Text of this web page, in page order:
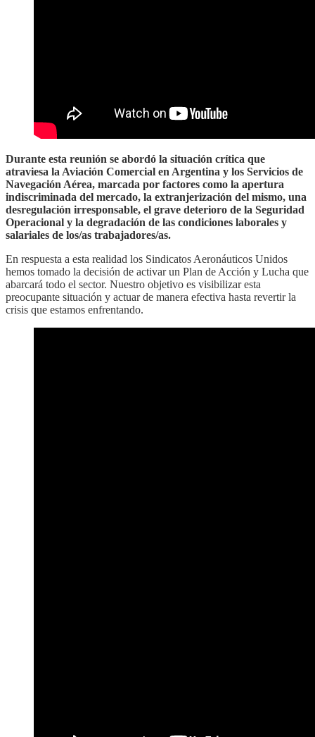
Durante esta reunión se abordó la situación crítica que
atraviesa la Aviación Comercial en Argentina y los Servicios de
Navegación Aérea, marcada por factores como la apertura
indiscriminada del mercado, la extranjerización del mismo, una
desregulación irresponsable, el grave deterioro de la Seguridad
Operacional y la degradación de las condiciones laborales y
salariales de los/as trabajadores/as.
En respuesta a esta realidad los Sindicatos Aeronáuticos Unidos
hemos tomado la decisión de activar un Plan de Acción y Lucha que
abarcará todo el sector. Nuestro objetivo es visibilizar esta
preocupante situación y actuar de manera efectiva hasta revertir la
crisis que estamos enfrentando.